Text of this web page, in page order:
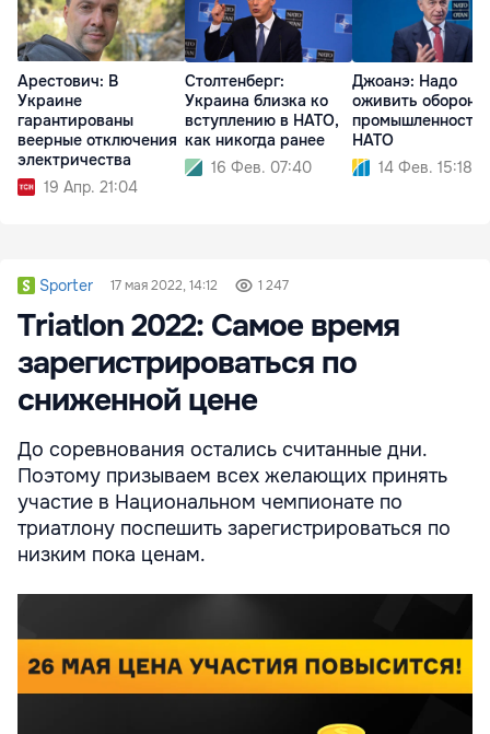
Арестович: В
Украине
гарантированы
веерные отключения
электричества
19 Апр. 21:04
Столтенберг:
Украина близка ко
вступлению в НАТО,
как никогда ранее
16 Фев. 07:40
Джоанэ: Надо
оживить
промышленность
НАТО
14 Фев. 15:18
Sporter 17 мая 2022, 14:12 1 247
Triatlon 2022: Самое время
зарегистрироваться по
сниженной цене
До соревнования остались считанные дни.
Поэтому призываем всех желающих принять
участие в Национальном чемпионате по
триатлону поспешить зарегистрироваться по
низким пока ценам.